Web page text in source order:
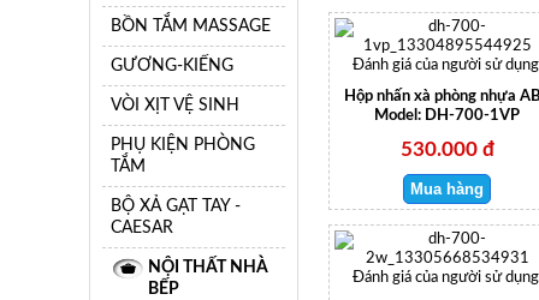
BỒN TẮM MASSAGE
GƯƠNG-KIẾNG
VÒI XỊT VỆ SINH
PHỤ KIỆN PHÒNG
TẮM
BỘ XẢ GẠT TAY -
CAESAR
NỘI THẤT NHÀ
BẾP
Đánh giá của người sử
Hộp nhấn xà phòng nhựa
Model: DH-700-1VP
530.000 đ
Đánh giá của người sử